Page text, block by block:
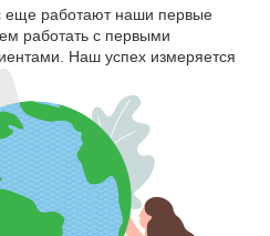
еще работают наши первые
работать с первыми
Наш успех измеряется